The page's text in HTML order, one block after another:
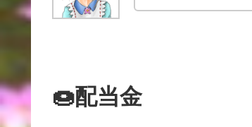
🍩配当金